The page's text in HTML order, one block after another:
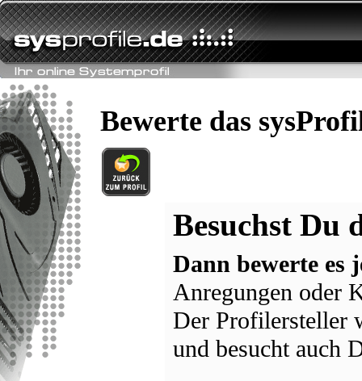
Bewerte das
Besuchst Du
Dann bewerte es
Anregungen oder
Der Profilersteller
und besucht auch